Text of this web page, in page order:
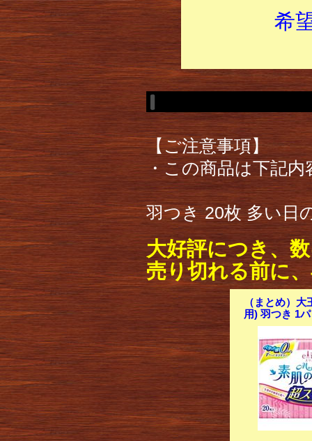
希
【ご注意事項】
・この商品は下記
羽つき 20枚 多い日
大好評につき、
売り切れる前に
（まとめ）
用) 羽つき 1